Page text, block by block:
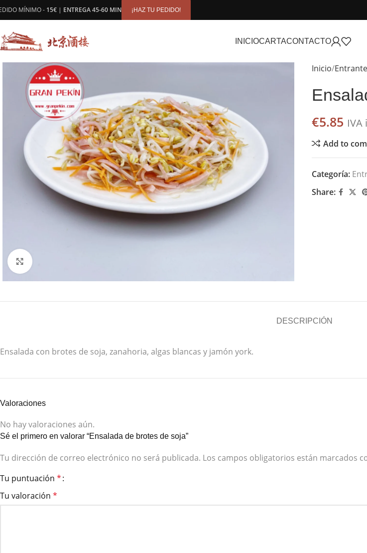
contenido
MÍNIMO - 15€ | ENTREGA 45-60 MIN ¡HAZ TU PEDIDO!
INICIOCARTACONTACTO
Inicio
€5.85 IVA
Add to
Categoría:
Share:
DESCRIPCIÓN
Ensalada con brotes de soja, zanahoria, algas blancas y jamón york.
Valoraciones
No hay valoraciones aún.
Sé el primero en valorar “Ensalada de brotes de soja”
Tu dirección de correo electrónico no será publicada. Los campos obligatorios están marcados
Tu puntuación *
Tu valoración *